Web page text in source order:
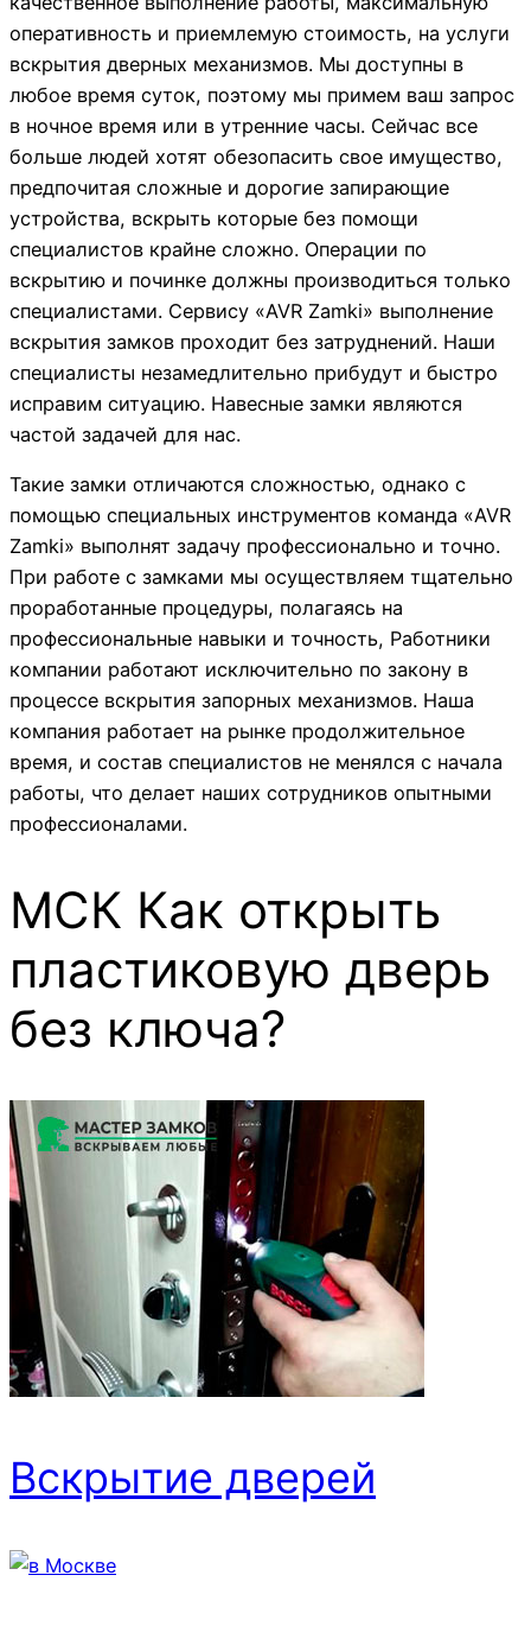
оперативность и приемлемую стоимость, на услуги
вскрытия дверных механизмов. Мы доступны в
любое время суток, поэтому мы примем ваш запрос
в ночное время или в утренние часы. Сейчас все
больше людей хотят обезопасить свое имущество,
предпочитая сложные и дорогие запирающие
устройства, вскрыть которые без помощи
специалистов крайне сложно. Операции по
вскрытию и починке должны производиться только
специалистами. Сервису «AVR Zamki» выполнение
вскрытия замков проходит без затруднений. Наши
специалисты незамедлительно прибудут и быстро
исправим ситуацию. Навесные замки являются
частой задачей для нас.
Такие замки отличаются сложностью, однако с
помощью специальных инструментов команда «AVR
Zamki» выполнят задачу профессионально и точно.
При работе с замками мы осуществляем тщательно
проработанные процедуры, полагаясь на
профессиональные навыки и точность, Работники
компании работают исключительно по закону в
процессе вскрытия запорных механизмов. Наша
компания работает на рынке продолжительное
время, и состав специалистов не менялся с начала
работы, что делает наших сотрудников опытными
профессионалами.
МСК Как открыть
пластиковую дверь
без ключа?
Вскрытие дверей